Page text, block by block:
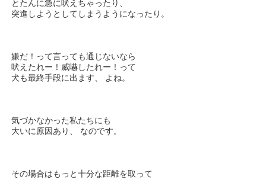
とたんに急に吠えちゃったり、
突進しようとしてしまうようになったり。
嫌だ！って言っても通じないなら
吠えたれー！威嚇したれー！って
犬も最終手段に出ます、 よね。
気づかなかった私たちにも
大いに原因あり、 なのです。
その場合はもっと十分な距離を取って